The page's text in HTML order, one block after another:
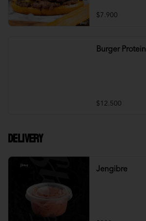
$7.900
Burger Protein
$12.500
DELIVERY
Jengibre